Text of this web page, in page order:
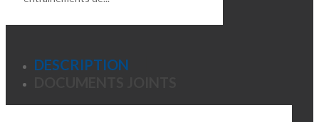
DESCRIPTION